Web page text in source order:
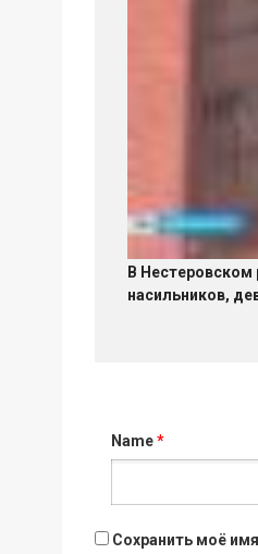
В Нестеровском
насильников,
Name*
Сохранить моё